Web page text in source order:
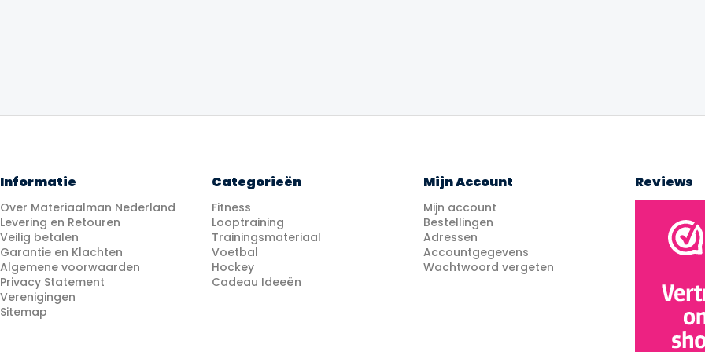
Informatie
Over Materiaalman Nederland
Levering en Retouren
Veilig betalen
Garantie en Klachten
Algemene voorwaarden
Privacy Statement
Verenigingen
Sitemap
Categorieën
Fitness
Looptraining
Trainingsmateriaal
Voetbal
Hockey
Cadeau Ideeën
Mijn Account
Mijn account
Bestellingen
Adressen
Accountgegevens
Wachtwoord vergeten
Reviews